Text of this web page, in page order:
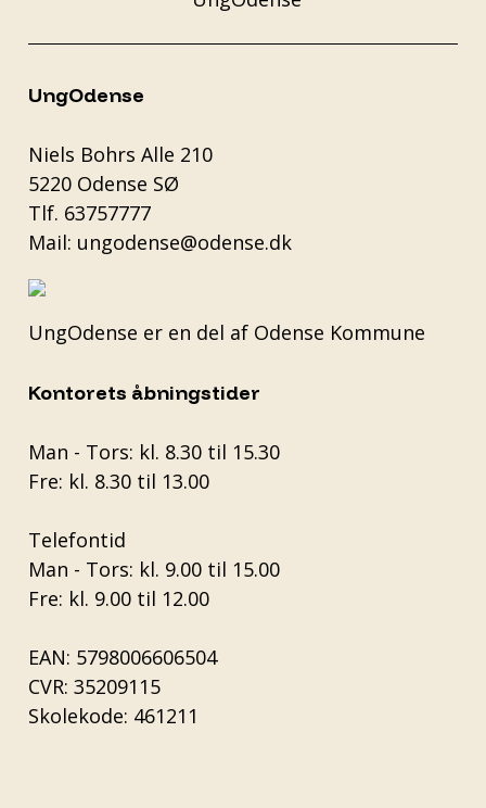
UngOdense
Niels Bohrs Alle 210
5220 Odense SØ
Tlf. 63757777
Mail: ungodense@odense.dk
UngOdense er en del af Odense Kommune
Kontorets åbningstider
Man - Tors: kl. 8.30 til 15.30
Fre: kl. 8.30 til 13.00
Telefontid
Man - Tors: kl. 9.00 til 15.00
Fre: kl. 9.00 til 12.00
EAN: 5798006606504
CVR: 35209115
Skolekode: 461211